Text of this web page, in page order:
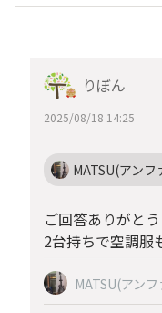
りぼん
2025/08/18 14:25
MATSU(アン
ご回答ありがとう
2台持ちで空調服
MATSU(アン